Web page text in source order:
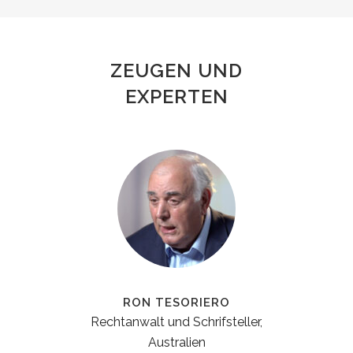
ZEUGEN UND
EXPERTEN
MARÍA SOLEY ALSINA
Studentin, Universität von
Barcelona